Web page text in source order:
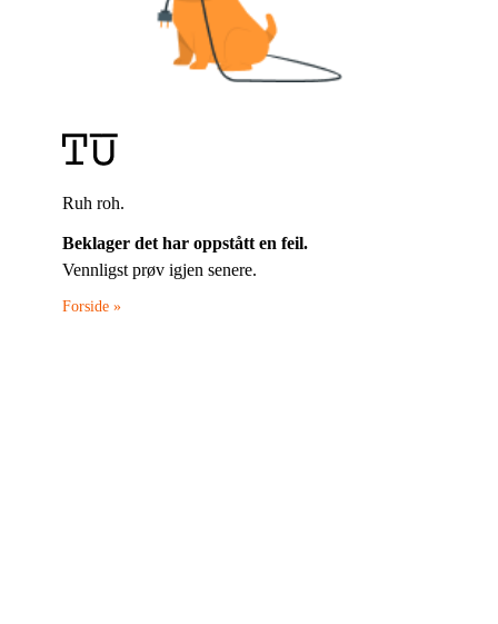
Ruh roh.
Beklager det har oppstått en feil.
Vennligst prøv igjen senere.
Forside »